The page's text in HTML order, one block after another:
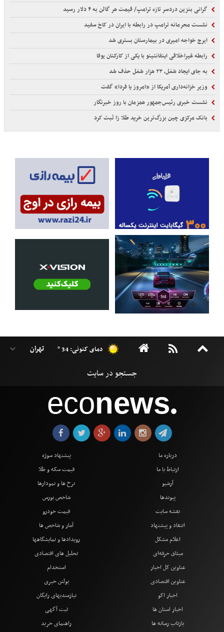
گرانی بنزین دردسر تازه ترامپ/ قیمت هر گالن به ۴ دلار رسید
نشست محرمانه ترامپ در رابطه با ایران در کاخ سفید
ایرج خواجه امیری در بیمارستان بستری شد
رابطه غیراخلاقی اینفانتینو با یکی از کارکنان یوفا
به جای ایجاد شغل، ۲۳ هزار شغل حذف شد
وزیر خزانه‌داری آمریکا از «امروز یا فردا» گفت
نشست خبری رئیس‌جمهور همزمان با روز خبرنگار
بانک مرکزی چین بزرگ‌ترین خرید طلا زا ثبت کرد
دمای کنونی: 34 °
econews●
درباره ما
ارتباط با ما
آرشیو
پیوندها
نقشه سایت
انتقاد و پیشنهاد
اعلام مشکل
میثاق حرفه‌ای
پیشنهاد سوژه
قیمت سکه و طلا
نرخ ها و نمودارها
شاخص بورس
قیمت خودرو
آمار و شاخص ها
رویدادها و نمایشگاهها
تحلیل های اقتصادی
عناوین کل اخبار
عناوین اقتصادی
اخبار اکو
اخبار استان ها
بازتاب رسانه ها
استخدام
بولتن خبری
نیازمندیهای رایگان
ثبت آگهی
راهنمای خرید